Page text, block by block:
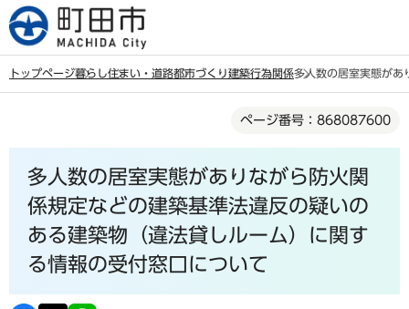
こ
の
トップページ暮らし住まい・道路都市づくり建築行為関係多人数の居室実態があ
ページ番号：868087600
多人数の居室実態がありながら防火関
係規定などの建築基準法違反の疑いの
ある建築物（違法貸しルーム）に関す
る情報の受付窓口について